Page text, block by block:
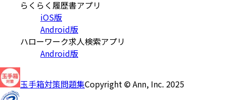
らくらく履歴書アプリ
iOS版
Android版
ハローワーク求人検索アプリ
Android版
玉手箱対策問題集Copyright © Ann, Inc. 2025